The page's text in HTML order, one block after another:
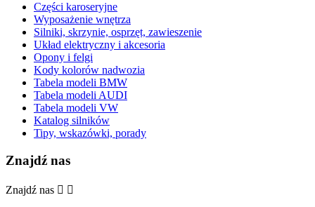
Części karoseryjne
Wyposażenie wnętrza
Silniki, skrzynie, osprzęt, zawieszenie
Układ elektryczny i akcesoria
Opony i felgi
Kody kolorów nadwozia
Tabela modeli BMW
Tabela modeli AUDI
Tabela modeli VW
Katalog silników
Tipy, wskazówki, porady
Znajdź nas
Znajdź nas  